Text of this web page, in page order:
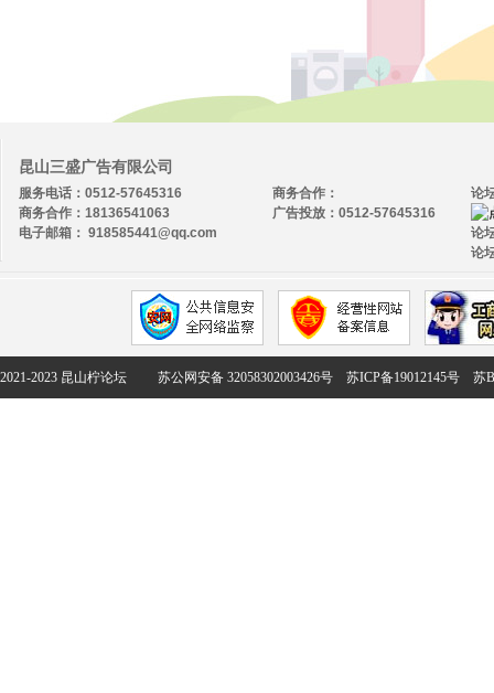
昆山三盛广告有限公司
服务电话：0512-57645316
商务合作：18136541063
电子邮箱： 918585441@qq.com
论
论
论
商务合作：
广告投放：0512-57645316
2021-2023 昆山柠论坛 苏公网安备 32058302003426号 苏ICP备19012145号 苏